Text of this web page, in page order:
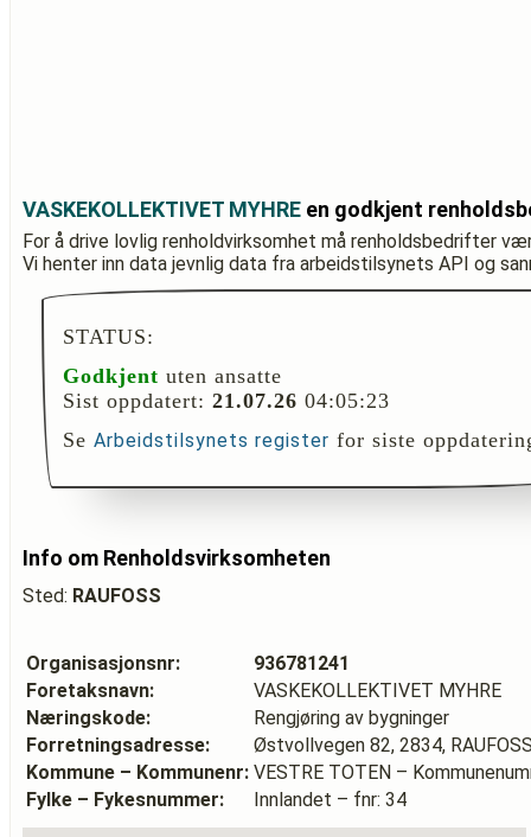
VASKEKOLLEKTIVET MYHRE en godkjent
For å drive lovlig renholdvirksomhet må renholdsbedrifter
Vi henter inn data jevnlig data fra arbeidstilsynets API og
STATUS:
Godkjent uten ansatte
Sist oppdatert: 21.07.26 04:05:23
Se Arbeidstilsynets register for siste
Info om Renholdsvirksomheten
Sted: RAUFOSS
Organisasjonsnr:
936781241
Foretaksnavn:
VASKEKOLLEKTIVET MYHRE
Næringskode:
Rengjøring av bygninger
Forretningsadresse:
Østvollvegen 82, 2834,
Kommune – Kommunenr: VESTRE TOTEN –
Fylke – Fykesnummer:
Innlandet – fnr: 34